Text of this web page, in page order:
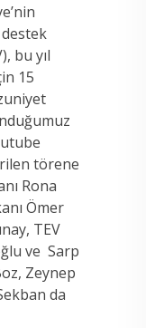
destek
bu yıl
15
törene
Rona
Ömer
TEV
ve Sarp
Zeynep
da